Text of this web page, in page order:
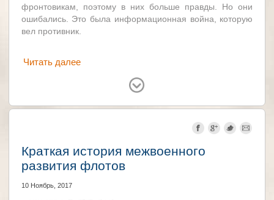
фронтовикам, поэтому в них больше правды. Но они
ошибались. Это была информационная война, которую
вел противник.
Читать далее
Германия Великобритания
Краткая история межвоенного
развития флотов
10 Ноябрь, 2017